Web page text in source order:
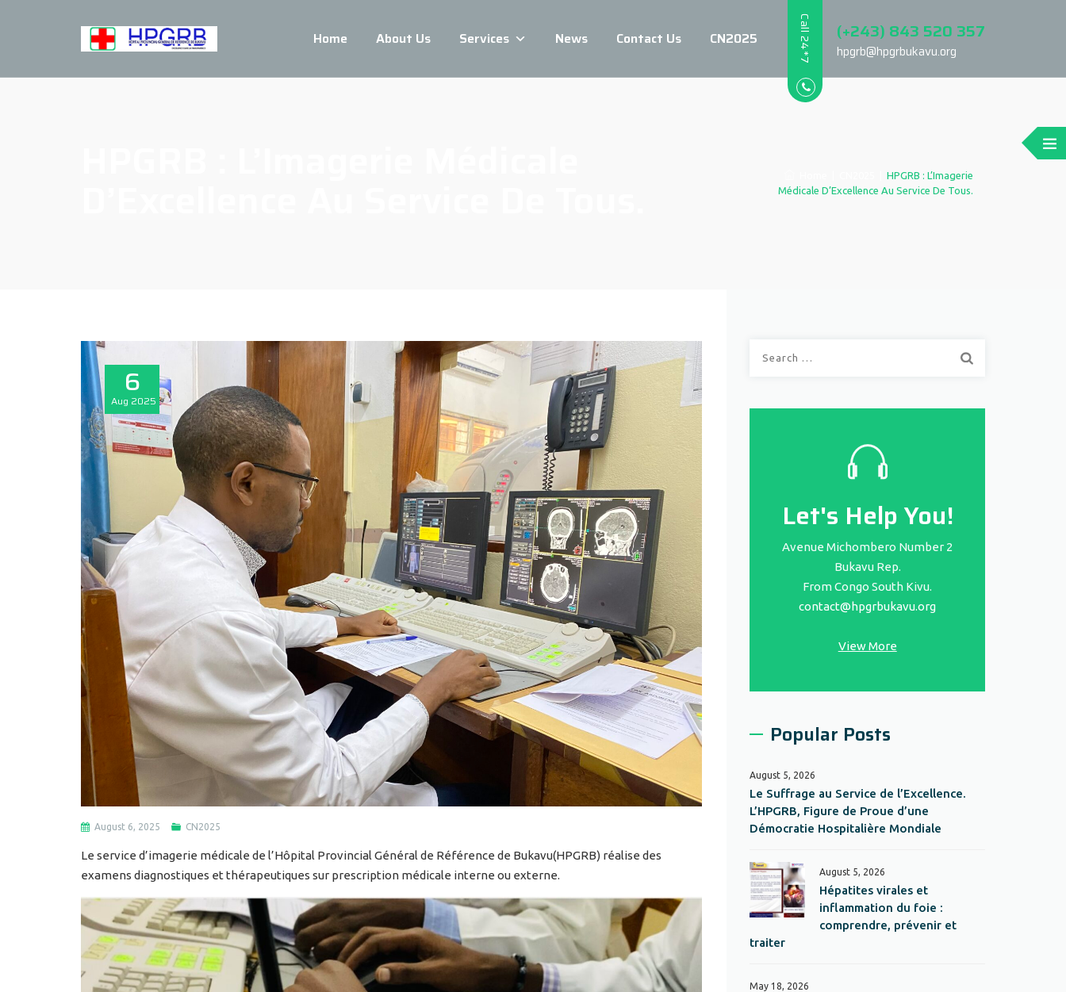
Call 24*7 (+243) 843 520 357
hpgrb@hpgrbukavu.org
Home About Us Services News Contact Us CN2025
HPGRB : L’Imagerie
Médicale D’Excellence Au Service De Tous.
6
Aug 2025
August 6, 2025 CN2025
Le service d’imagerie médicale de l’Hôpital Provincial Général de Référence de Bukavu(HPGRB) réalise des
examens diagnostiques et thérapeutiques sur prescription médicale interne ou externe.
Let's Help You!
Avenue Michombero Number 2
Bukavu Rep.
From Congo South Kivu.
contact@hpgrbukavu.org
View More
Popular Posts
August 5, 2026
Le Suffrage au Service de l’Excellence.
L’HPGRB, Figure de Proue d’une
Démocratie Hospitalière Mondiale
August 5, 2026
Hépatites virales et
inflammation du foie :
comprendre, prévenir et
traiter
May 18, 2026